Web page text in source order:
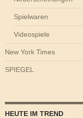
Spielwaren
Videospiele
New York Times
SPIEGEL
HEUTE IM TREND